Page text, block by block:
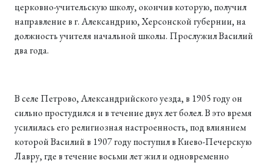
церковно-учительскую школу, окончив которую, получил
направление в г. Александрию, Херсонской губернии, на
должность учителя начальной школы. Прослужил Василий
два года.
В селе Петрово, Александрийского уезда, в 1905 году он
сильно простудился и в течение двух лет болел. В это время
усилилась его религиозная настроенность, под влиянием
которой Василий в 1907 году поступил в Киево-Печерскую
Лавру, где в течение восьми лет жил и одновременно